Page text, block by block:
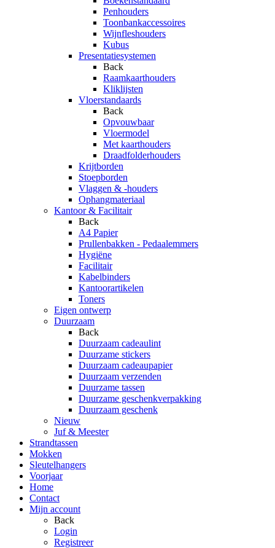
Penhouders
Toonbankaccessoires
Wijnfleshouders
Kubus
Presentatiesystemen
Back
Raamkaarthouders
Kliklijsten
Vloerstandaards
Back
Opvouwbaar
Vloermodel
Met kaarthouders
Draadfolderhouders
Krijtborden
Stoepborden
Vlaggen & -houders
Ophangmateriaal
Kantoor & Facilitair
Back
A4 Papier
Prullenbakken - Pedaalemmers
Hygiëne
Facilitair
Kabelbinders
Kantoorartikelen
Toners
Eigen ontwerp
Duurzaam
Back
Duurzaam cadeaulint
Duurzame stickers
Duurzaam cadeaupapier
Duurzaam verzenden
Duurzame tassen
Duurzame geschenkverpakking
Duurzaam geschenk
Nieuw
Juf & Meester
Strandtassen
Mokken
Sleutelhangers
Voorjaar
Home
Contact
Mijn account
Back
Login
Registreer